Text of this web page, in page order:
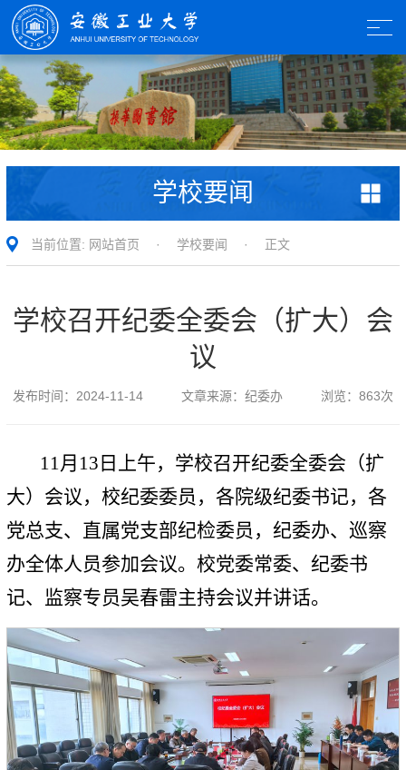
学校要闻
当前位置: 网站首页 · 学校要闻 · 正文
学校召开纪委全委会（扩大）会
议
发布时间： 2024-11-14文章来源： 纪委办浏览： 863次
11月13日上午，学校召开纪委全委会（扩
大）会议，校纪委委员，各院级纪委书记，各
党总支、直属党支部纪检委员，纪委办、巡察
办全体人员参加会议。校党委常委、纪委书
记、监察专员吴春雷主持会议并讲话。